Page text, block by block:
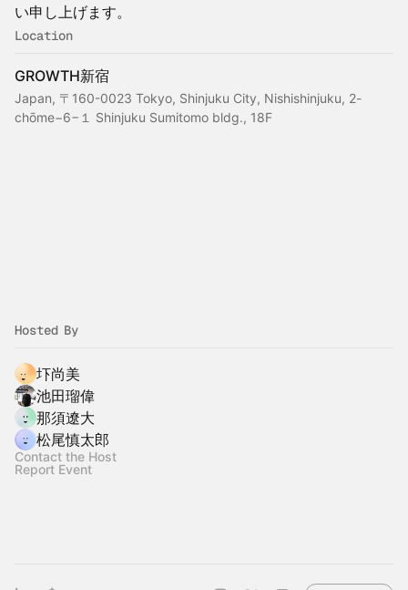
い申し上げます。
Location
GROWTH新宿
Japan, 〒160-0023 Tokyo, Shinjuku City, Nishishinjuku, 2-
chōme−6−１ Shinjuku Sumitomo bldg., 18F
Hosted By
圷尚美
池田瑠偉
那須遼大
松尾慎太郎
Contact the Host
Report Event